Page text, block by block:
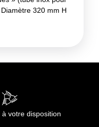
320 mm H
à votre disposition